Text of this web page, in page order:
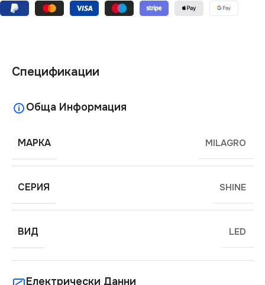
Спецификации
Обща Информация
МАРКА MILAGRO
СЕРИЯ SHINE
ВИД LED
Електрически Данни